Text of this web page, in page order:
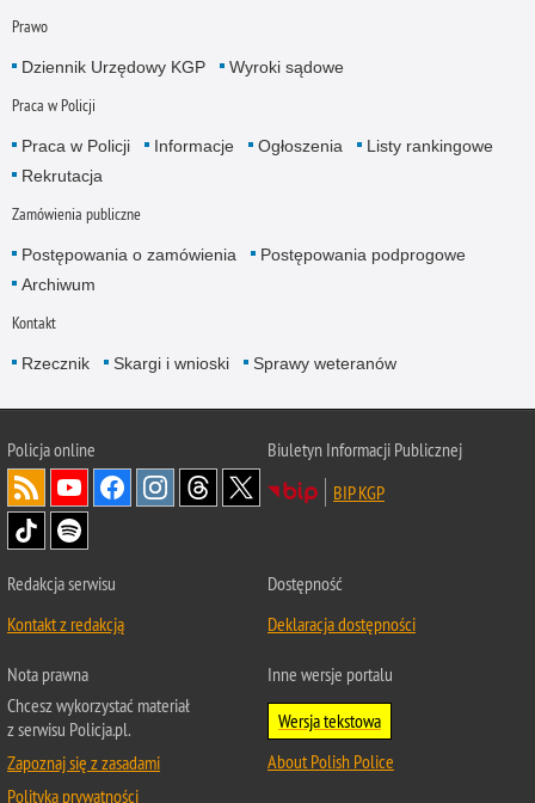
Prawo
Dziennik Urzędowy KGP Wyroki sądowe
Praca w Policji
Praca w Policji Informacje Ogłoszenia
Listy rankingowe
Rekrutacja
Zamówienia publiczne
Postępowania o zamówienia
Postępowania podprogowe
Archiwum
Kontakt
Rzecznik Skargi i wnioski Sprawy weteranów
Policjaonline
Biuletyn Informacji Publicznej
BIP KGP
Redakcja serwisu
Kontakt z redakcją
Dostępność
Deklaracja dostępności
Nota prawna
Chcesz wykorzystać materiał
z serwisu Policja.pl.
Zapoznaj się z zasadami
Polityka prywatności
Inne wersje portalu
Wersja tekstowa
About Polish Police